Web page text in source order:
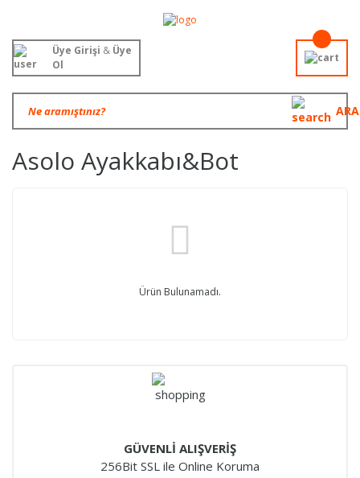
ARA
Üye Girişi &Üye
Ol
Asolo Ayakkabı&Bot
Ürün Bulunamadı.
GÜVENLİ ALIŞVERİŞ
256Bit SSL ile Online Koruma